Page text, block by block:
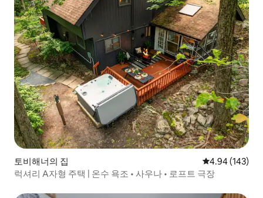
토비해너의 집 평점 4.94점(5
4.94 (143)
럭셔리 A자형 주택 | 온수 욕조 • 사우나 • 로프트 극장